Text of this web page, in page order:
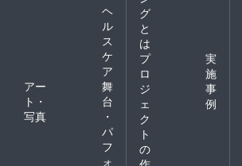
ヘ
ル
ス
ケ
ア
アー
ト・
写真
舞
台
・
パ
フ
ォ
グ
と
は
プ
ロ
ジ
ェ
ク
ト
の
実
施
事
例